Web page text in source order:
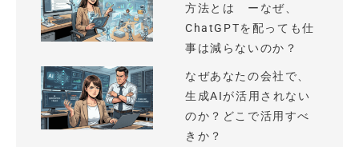
方法とは ーなぜ、
ChatGPTを配っても仕
事は減らないのか？
なぜあなたの会社で、
生成AIが活用されない
のか？どこで活用すべ
きか？